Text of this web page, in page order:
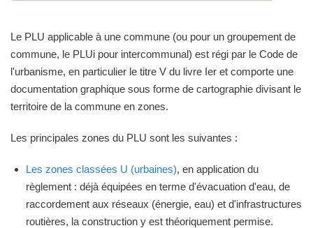
Le PLU applicable à une commune (ou pour un groupement de
commune, le PLUi pour intercommunal) est régi par le Code de
l'urbanisme, en particulier le titre V du livre Ier et comporte une
documentation graphique sous forme de cartographie divisant le
territoire de la commune en zones.
Les principales zones du PLU sont les suivantes :
Les zones classées U (urbaines), en application du
règlement : déjà équipées en terme d'évacuation d'eau, de
raccordement aux réseaux (énergie, eau) et d'infrastructures
routières, la construction y est théoriquement permise.